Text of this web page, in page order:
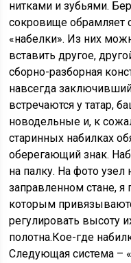
нитками и зубьями.
сокровище обрамляет
«набелки». Из них
вставить другое,
сборно-разборная
навсегда
встречаются у татар,
новодельные и, к
старинных набилках
оберегающий знак.
на палку. На фото
заправленном стане,
которым
регулировать высоту
полотна.Кое-где
Следующая система –